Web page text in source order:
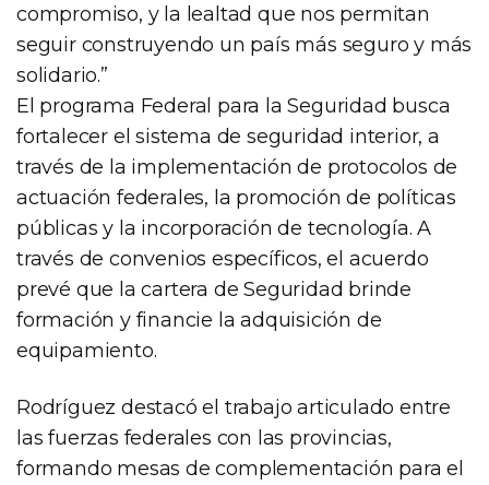
compromiso, y la lealtad que nos permitan
seguir construyendo un país más seguro y más
solidario.”
El programa Federal para la Seguridad busca
fortalecer el sistema de seguridad interior, a
través de la implementación de protocolos de
actuación federales, la promoción de políticas
públicas y la incorporación de tecnología. A
través de convenios específicos, el acuerdo
prevé que la cartera de Seguridad brinde
formación y financie la adquisición de
equipamiento.
Rodríguez destacó el trabajo articulado entre
las fuerzas federales con las provincias,
formando mesas de complementación para el